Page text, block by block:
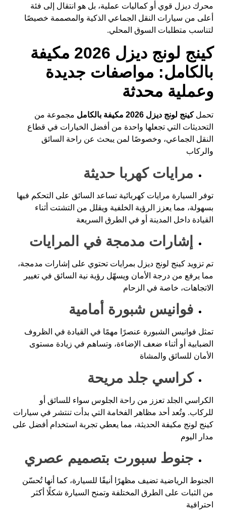
محرك ديزل قوي أو كماليات عملية، بل هو انتقال إلى فئة
أعلى من سيارات النقل الجماعي الذكية والمصممة خصيصًا
لتناسب متطلبات السوق المحلي.
كينج لونج ديزل 2026 مكيفة
بالكامل: مواصفات جديدة
وعملية محدثة
تحملكينج لونج ديزل 2026 مكيفة بالكامل
مجموعة من
التحديثات التي تجعلها واحدة من أفضل الخيارات في قطاع
النقل الجماعي، وخصوصًا لمن يبحث عن راحة السائق
والركاب
مرايات كهربا حديثة
توفر السيارة مرايات كهربائية تساعد السائق على التحكم فيها
بسهولة، مما يعزز الرؤية الخلفية ويقلل من التشتت أثناء
القيادة داخل المدينة أو في الطرق السريعة
إشارات مدمجة في المرايات
تم تزويد كينج لونج ديزل بمرايات تحتوي على إشارات مدمجة،
مما يرفع من درجة الأمان ويسهّل رؤية نية السائق في تغيير
الاتجاهات، خاصة في الزحام
فوانيس شبورة أمامية
تمثل فوانيس الشبورة عنصرًا مهمًا في القيادة في الظروف
الضبابية أو أثناء ضعف الإضاءة، وتساهم في زيادة مستوى
الأمان للسائق والمشاة
كراسي جلد مريحة
الكراسي الجلد تعزز من راحة الجلوس سواء للسائق أو
للركاب. وتُعد أحد مظاهر الفخامة التي بدأت تنتشر في سيارات
كينج لونج مكيفة الحديثة، مما يعطي تجربة استخدام أفضل على
مدار اليوم
جنوط سبورت بتصميم عصري
الجنوط الرياضية تضيف مظهرًا أنيقًا للسيارة، كما أنها تُحسّن
من الثبات على الطرق المختلفة وتمنح السيارة شكلًا أكثر
احترافية